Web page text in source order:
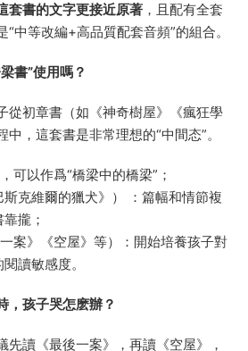
套書的文字更接近原著 ，且配有全套
中等改編+高品質配套音頻”的組合。
書”使用嗎？
從初章書（如《神奇樹屋》《瘋狂學
，這套書是非常理想的“中間态”。
可以作爲“橋梁中的橋梁”；
斯克維爾的獵犬》） ：篇幅和情節複
攏；
案》《空屋》等）：開始培養孩子對
讀敏感度。
，孩子哭怎麽辦？
先讀《最後一案》，再讀《空屋》，